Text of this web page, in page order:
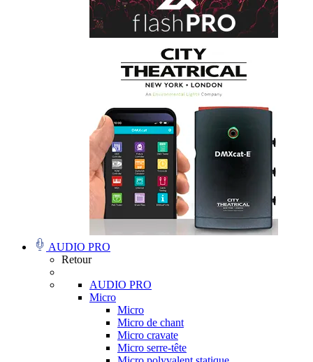
AUDIO PRO
Retour
AUDIO PRO
Micro
Micro
Micro de chant
Micro cravate
Micro serre-tête